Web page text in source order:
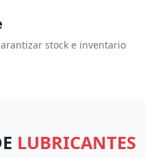
stock e inventario
LUBRICANTES